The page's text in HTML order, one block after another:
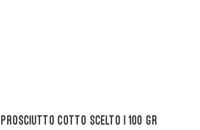
Prosciutto Cotto Scelto | 100 gr